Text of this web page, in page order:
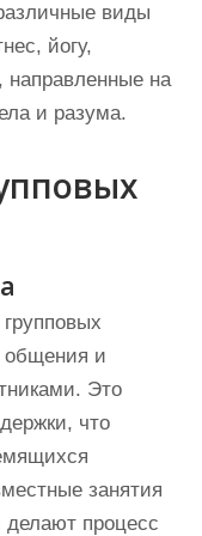
виды
йогу,
направленные на
и разума.
общения и
Это
что
занятия
процесс